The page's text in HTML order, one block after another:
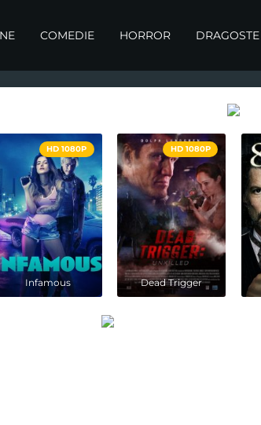
COMEDIE HORROR DRAGOSTE
HD 1080P
Infamous
HD 1080P
Dead Trigger